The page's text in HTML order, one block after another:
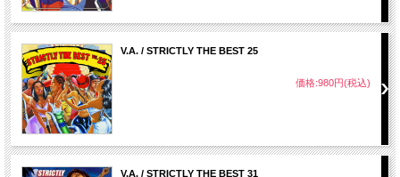
V.A. / STRICTLY THE BEST 25
価格:980円(税込)
V.A. / STRICTLY THE BEST 31